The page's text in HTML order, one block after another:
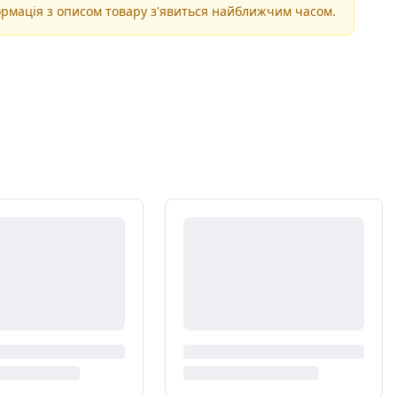
з описом товару з'явиться найближчим часом.